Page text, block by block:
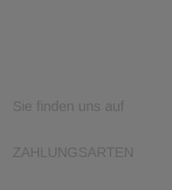
Sie finden uns auf
ZAHLUNGSARTEN